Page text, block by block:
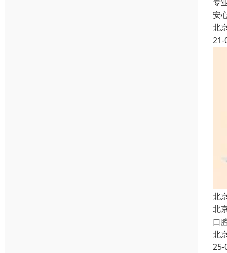
安
北
21-
北
北
口
北
25-